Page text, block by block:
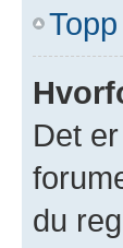
Topp
Det
du